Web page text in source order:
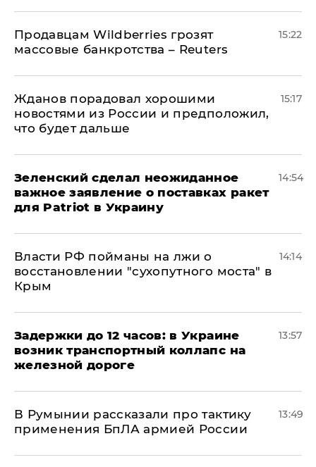
Продавцам Wildberries грозят
массовые банкротства – Reuters
15:22
Жданов порадовал хорошими
новостями из России и предположил,
что будет дальше
15:17
Зеленский сделал неожиданное
важное заявление о поставках ракет
для Patriot в Украину
14:54
Власти РФ пойманы на лжи о
восстановлении "сухопутного моста" в
Крым
14:14
Задержки до 12 часов: в Украине
возник транспортный коллапс на
железной дороге
13:57
В Румынии рассказали про тактику
применения БпЛА армией России
13:49